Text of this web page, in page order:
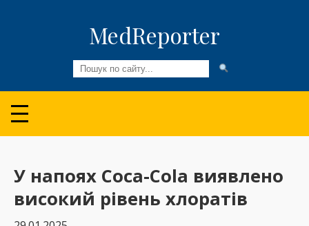
MedReporter
Всі новини
Огляди та Аналітика
Медспільнота
Колонки
У напоях Coca-Cola виявлено
високий рівень хлоратів